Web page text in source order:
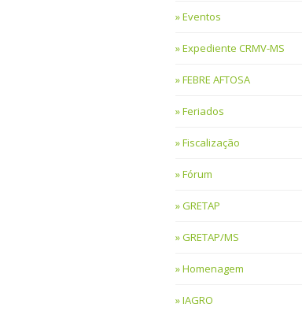
Eventos
Expediente CRMV-MS
FEBRE AFTOSA
Feriados
Fiscalização
Fórum
GRETAP
GRETAP/MS
Homenagem
IAGRO